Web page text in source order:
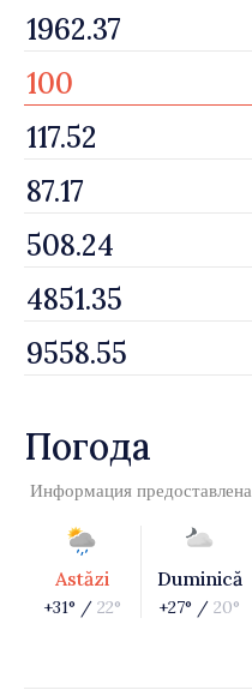
Погода
Информация предоставлена
Astăzi
+31° / 22°
Duminică
+27° / 20°